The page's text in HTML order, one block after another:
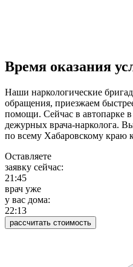
Время оказания
Наши наркологические
обращения, приезжаем
помощи. Сейчас в автопарке
дежурных врача-нарколога.
по всему Хабаровскому краю
Оставляете
заявку сейчас:
21:45
врач уже
у вас дома:
22:13
рассчитать стоимость